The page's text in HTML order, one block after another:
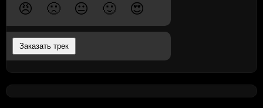
😠 🙁 😐 🙂 😍
Заказать трек